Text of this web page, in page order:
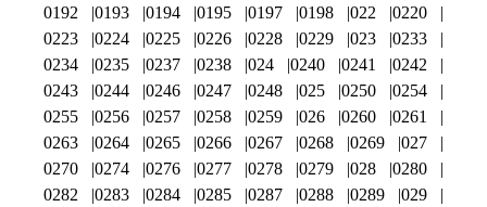
0192 0193 0194 0195 0197 0198 022
0220
0223
0224 0225 0226 0228 0229 023
0233
0234
0235 0237 0238 024 0240 0241
0242
0243
0244 0246 0247 0248 025 0250
0254
0255
0256 0257 0258 0259 026 0260
0261
0263
0264 0265 0266 0267 0268 0269
027
0270
0274 0276 0277 0278 0279 028
0280
0282
0283 0284 0285 0287 0288 0289
029